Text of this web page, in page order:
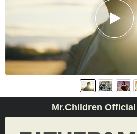
Mr.Children